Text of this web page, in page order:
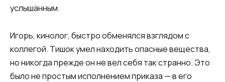
услышанным.
Игорь, кинолог, быстро обменялся взглядом с
коллегой. Тишок умел находить опасные вещества,
но никогда прежде он не вел себя так странно. Это
было не простым исполнением приказа — в его